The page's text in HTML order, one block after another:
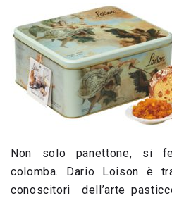
Non solo panettone, si
colomba. Dario Loison
conoscitori dell’arte